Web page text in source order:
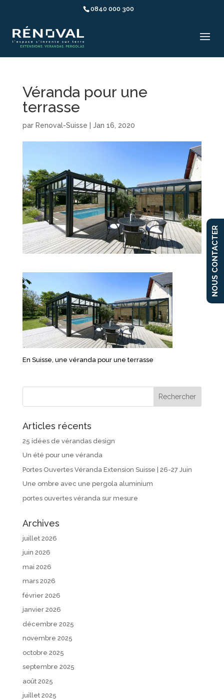
0840 000 300
Véranda pour une
terrasse
par Renoval-Suisse Jan 16, 2020
En Suisse, une véranda pour une terrasse
Articles récents
25 idées de vérandas design
Un été pour une véranda
Portes Ouvertes Véranda Extension Suisse | 26-27 Juin
Une ombre avec une pergola aluminium
portes ouvertes véranda sur mesure
Archives
juillet 2026
juin 2026
mai 2026
mars 2026
février 2026
janvier 2026
décembre 2025
novembre 2025
octobre 2025
septembre 2025
août 2025
juillet 2025
NOUS CONTACTER